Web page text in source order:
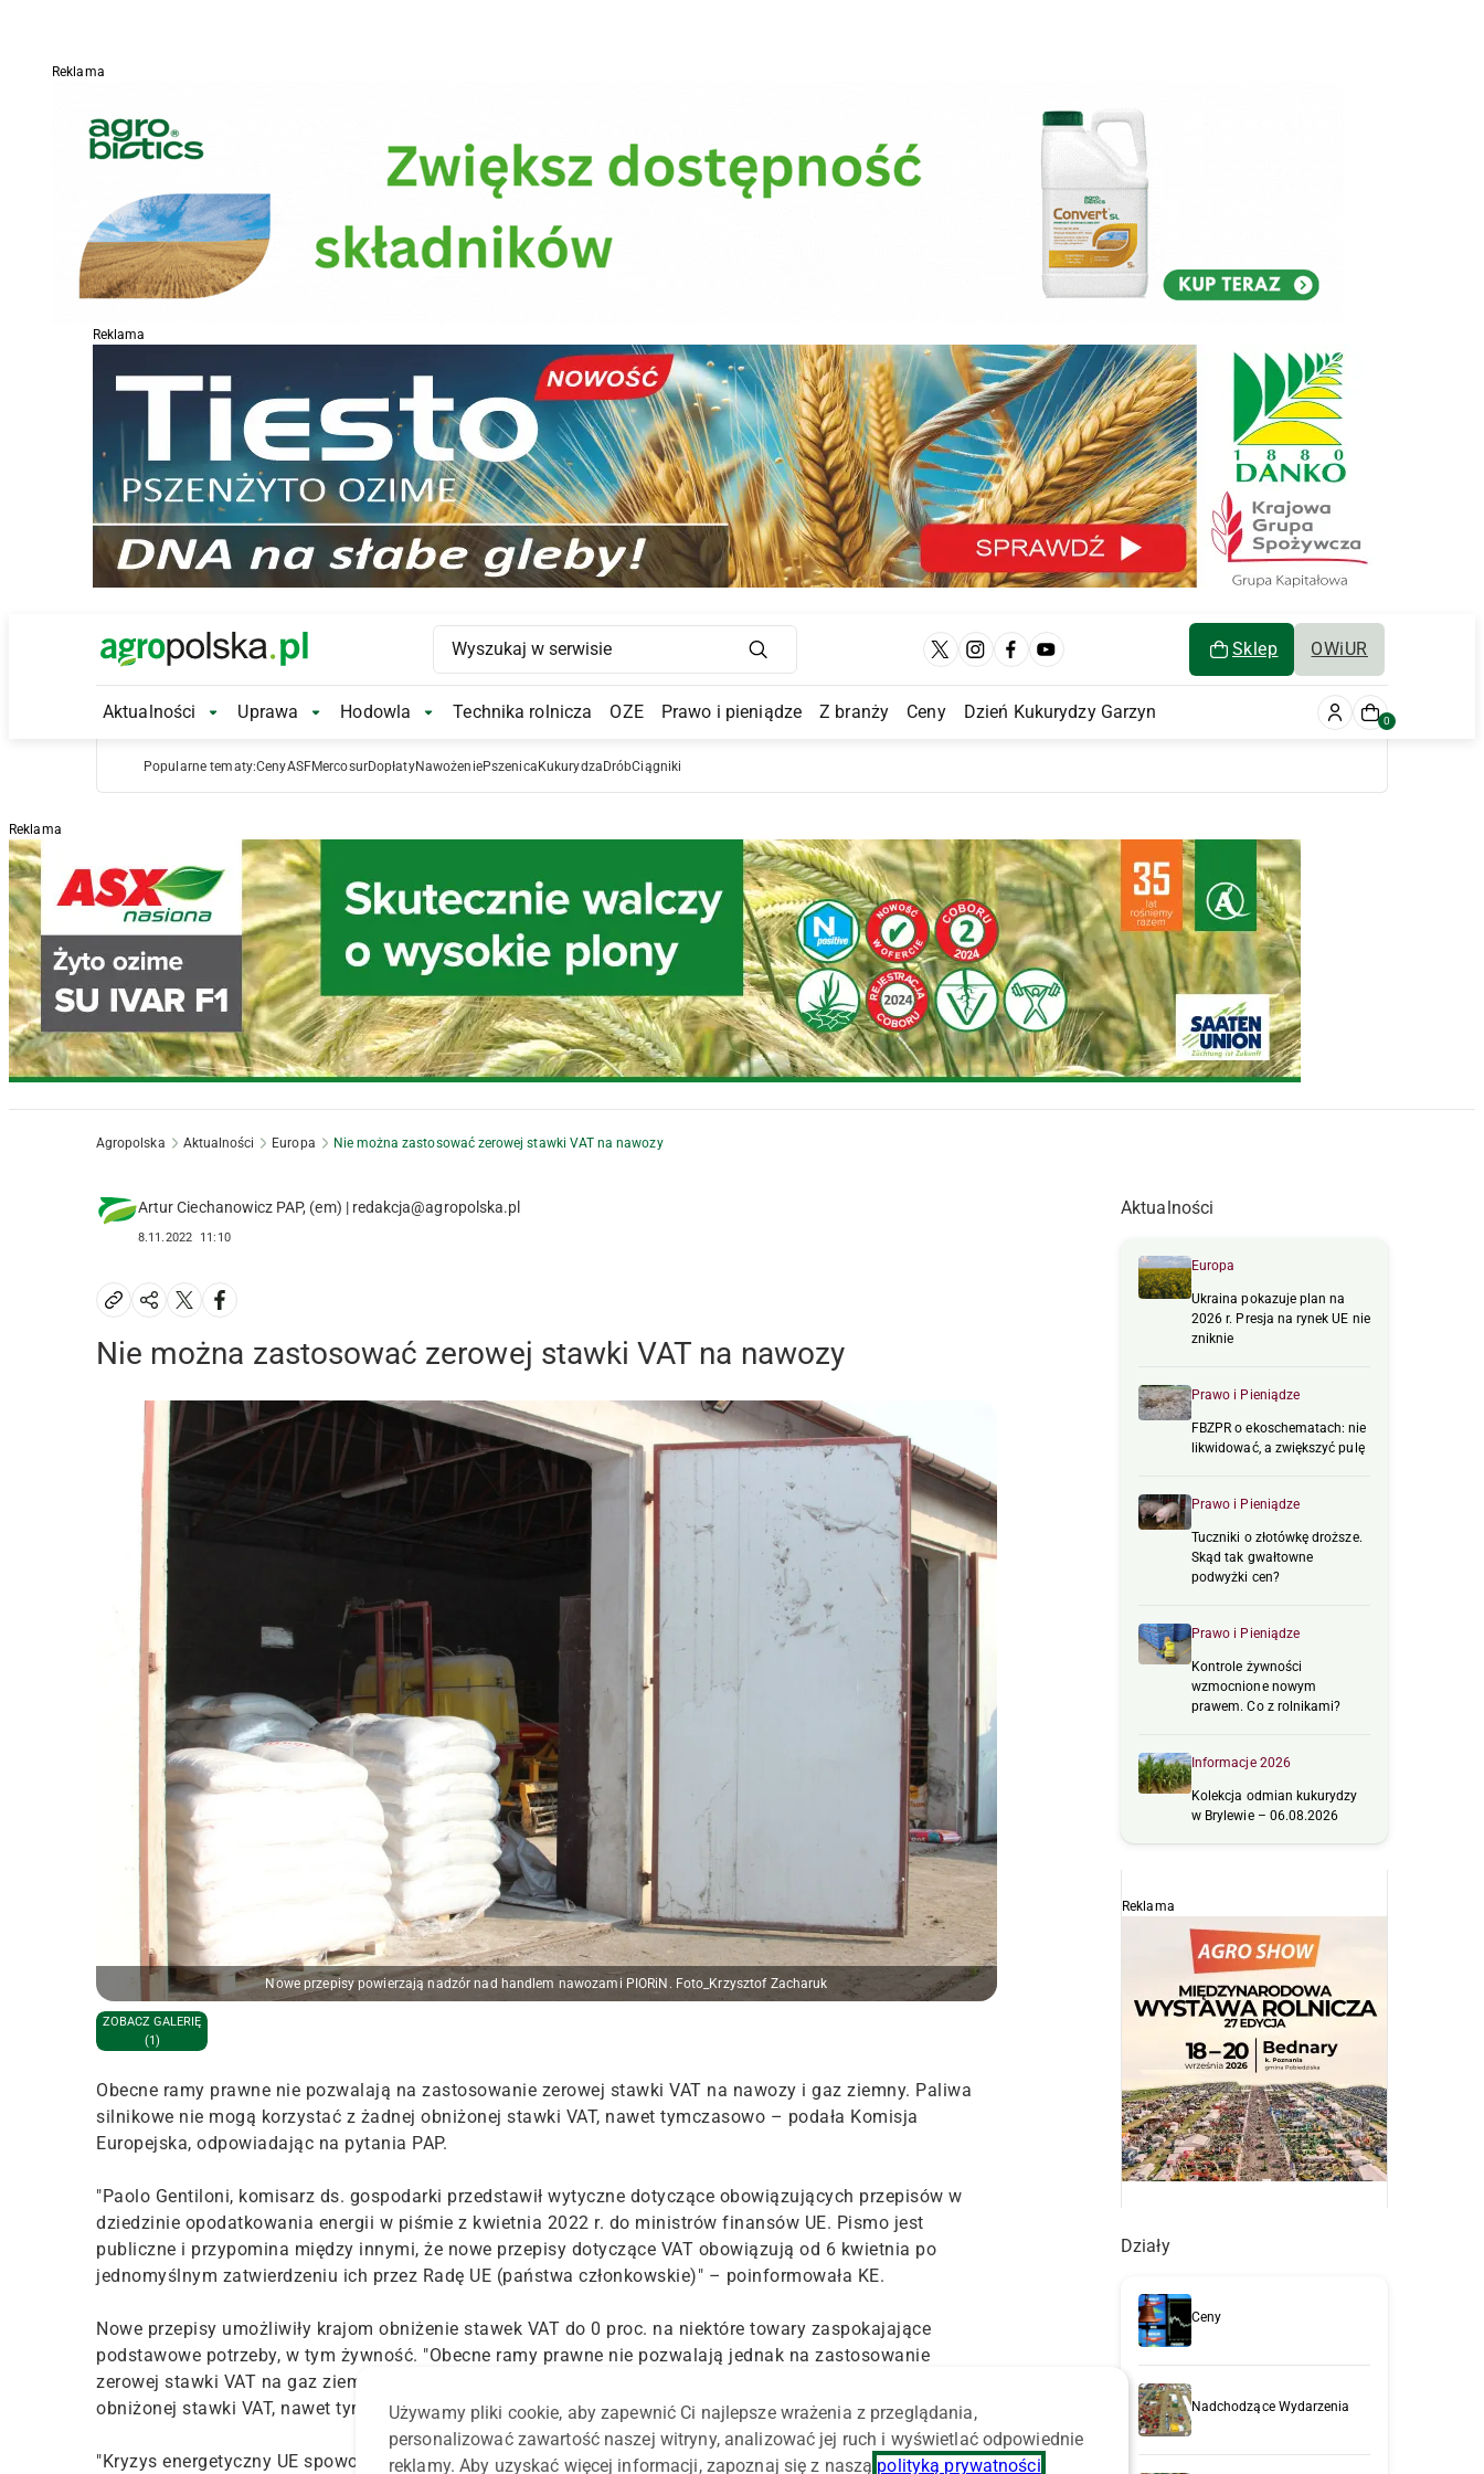
Reklama
Reklama
Main Logo Sklep OWiUR
Main Navigation
Aktualności Aktualności Submenu
Uprawa Uprawa Submenu
Hodowla Hodowla Submenu
Technika rolnicza OZE Prawo i pieniądze Z branży Ceny Dzień Kukurydzy Garzyn 0
Popularne tematy:CenyASFMercosurDopłatyNawożeniePszenica Kukurydza DróbCiągniki
Reklama
Agropolska Aktualności Europa Nie można zastosować zerowej stawki VAT na nawozy
Artur Ciechanowicz PAP, (em) | redakcja@agropolska.pl
8.11.2022 11:10
Nie można zastosować zerowej stawki VAT na nawozy
Nowe przepisy powierzają nadzór nad handlem nawozami PIORiN. Foto_Krzysztof Zacharuk
ZOBACZ GALERIĘ
(1)
Obecne ramy prawne nie pozwalają na zastosowanie zerowej stawki VAT na nawozy i gaz ziemny. Paliwa
silnikowe nie mogą korzystać z żadnej obniżonej stawki VAT, nawet tymczasowo – podała Komisja
Europejska, odpowiadając na pytania PAP.
"Paolo Gentiloni, komisarz ds. gospodarki przedstawił wytyczne dotyczące obowiązujących przepisów w
dziedzinie opodatkowania energii w piśmie z kwietnia 2022 r. do ministrów finansów UE. Pismo jest
publiczne i przypomina między innymi, że nowe przepisy dotyczące VAT obowiązują od 6 kwietnia po
jednomyślnym zatwierdzeniu ich przez Radę UE (państwa członkowskie)" – poinformowała KE.
Nowe przepisy umożliwiły krajom obniżenie stawek VAT do 0 proc. na niektóre towary zaspokajające
podstawowe potrzeby, w tym żywność. "Obecne ramy prawne nie pozwalają jednak na zastosowanie
zerowej stawki VAT na gaz ziemny i nawozy. Ponadto paliwa silnikowe nie mogą korzystać z żadnej
obniżonej stawki VAT, nawet tymczasowo" – dodała Komisja.
"Kryzys energetyczny UE spowodowany wojną Rosji z Ukrainą i wynikający z niego wzrost inflacji wywołany
Aktualności
Europa
Ukraina pokazuje plan na
2026 r. Presja na rynek UE nie
zniknie
Prawo i Pieniądze
FBZPR o ekoschematach: nie
likwidować, a zwiększyć pulę
Prawo i Pieniądze
Tuczniki o złotówkę droższe.
Skąd tak gwałtowne
podwyżki cen?
Prawo i Pieniądze
Kontrole żywności
wzmocnione nowym
prawem. Co z rolnikami?
Informacje 2026
Kolekcja odmian kukurydzy
w Brylewie – 06.08.2026
Reklama
Działy
Ceny
Nadchodzące Wydarzenia
Używamy pliki cookie, aby zapewnić Ci najlepsze wrażenia z przeglądania,
personalizować zawartość naszej witryny, analizować jej ruch i wyświetlać odpowiednie
reklamy. Aby uzyskać więcej informacji, zapoznaj się z naszą polityką prywatności